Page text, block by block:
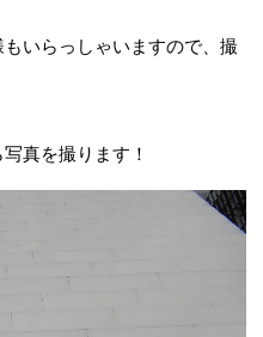
いらっしゃいますので、撮
真を撮ります！